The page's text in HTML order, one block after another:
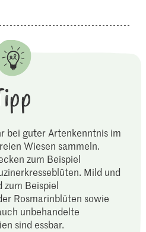
bei guter Artenkenntnis im
Wiesen sammeln.
zum Beispiel
Mild und
zum Beispiel
Rosmarinblüten sowie
unbehandelte
sind essbar.